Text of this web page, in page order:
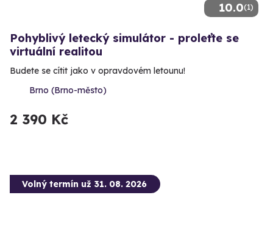
10.0(1)
Pohyblivý letecký simulátor - proleťte se
virtuální realitou
Budete se cítit jako v opravdovém letounu!
Brno (Brno-město)
2 390 Kč
Volný termín už 31. 08. 2026